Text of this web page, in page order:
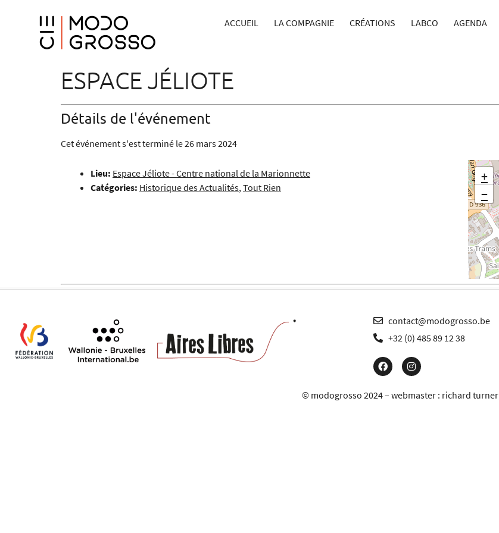
ACCUEIL LA COMPAGNIE CRÉATIONS LABCO AGENDA
ESPACE JÉLIOTE
Détails de l'événement
Cet événement s'est terminé le 26 mars 2024
Lieu: Espace Jéliote - Centre national de la Marionnette
Catégories: Historique des Actualités,Tout Rien
+
−
contact@modogrosso.be
+32 (0) 485 89 12 38
© modogrosso 2024 – webmaster : richard turner